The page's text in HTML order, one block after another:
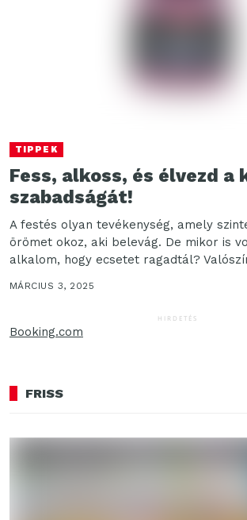
TIPPEK
Fess, alkoss, és élvezd
szabadságát!
A festés olyan tevékenység, amely
örömet okoz, aki belevág. De mikor is
alkalom, hogy ecsetet ragadtál?
MÁRCIUS 3, 2025
HIRDETÉS
Booking.com
FRISS